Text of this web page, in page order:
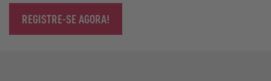
REGISTRE-SE AGORA!